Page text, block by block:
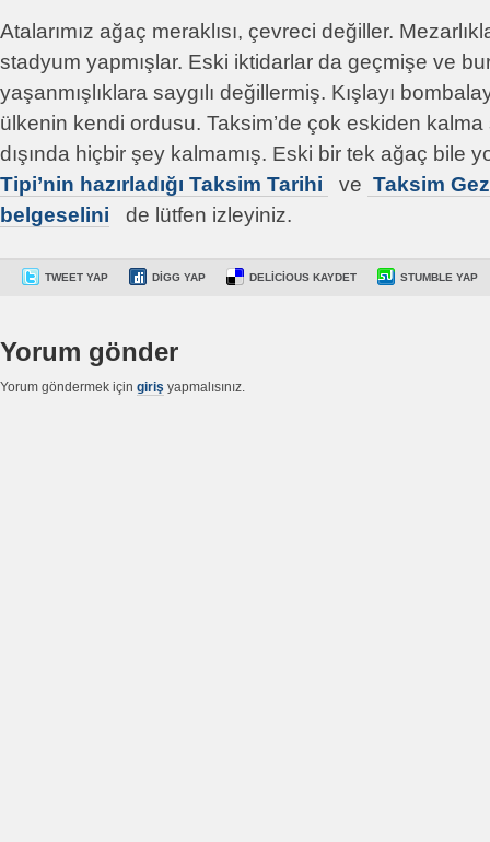
Atalarımız ağaç meraklısı, çevreci değiller.
stadyum yapmışlar. Eski iktidarlar da geçmişe ve
yaşanmışlıklara saygılı değillermiş. Kışlayı
ülkenin kendi ordusu. Taksim’de çok eskiden kalma
dışında hiçbir şey kalmamış. Eski bir tek ağaç bile
Tipi’nin hazırladığı Taksim Tarihi
ve Taksim
belgeselini de lütfen izleyiniz.
TWEET YAP DIGG YAP DELICIOUS KAYDET STUMBLE YAP
Yorum gönder
Yorum göndermek için giriş yapmalısınız.